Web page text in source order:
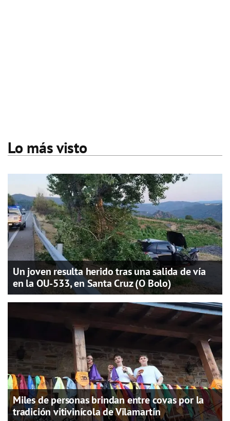
Lo más visto
Un joven resulta herido tras una salida de vía
en la OU-533, en Santa Cruz (O Bolo)
Miles de personas brindan entre covas por la
tradición vitivinícola de Vilamartín